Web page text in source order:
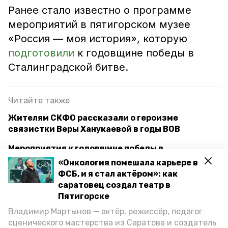
«Онкология помешала карьере в
ФСБ, и я стал актёром»: как
саратовец создал театр в
Пятигорске
Владимир Мартынов — актёр, режиссёр, педагог
сценического мастерства из Саратова и создатель
Ранее стало известно о программе
мероприятий в пятигорском музее
«Россия — моя история», которую
подготовили к годовщине победы в
Сталинградской битве.
Читайте также
Жителям СКФО рассказали о героизме
связистки Веры Ханукаевой в годы ВОВ
Мероприятия к годовщине победы в
Сталинградской битве организуют в
Пятигорске
Глава Пятигорска обсудил совместные
мероприятия с фондом «Защитники Отечества»